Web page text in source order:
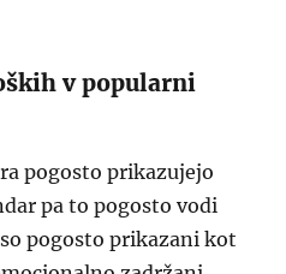
v popularni
pogosto prikazujejo
pa to pogosto vodi
pogosto prikazani kot